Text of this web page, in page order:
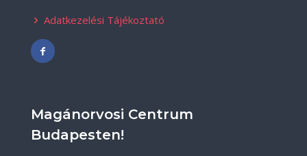
Adatkezelési Tájékoztató
Magánorvosi Centrum
Budapesten!